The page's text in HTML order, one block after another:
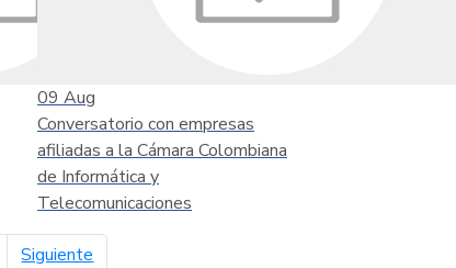
09 Aug
Conversatorio con empresas
afiliadas a la Cámara Colombiana
de Informática y
Telecomunicaciones
Siguiente